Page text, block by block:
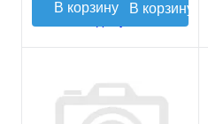
В корзину